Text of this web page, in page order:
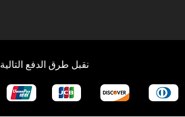
نقبل طرق الدفع التالية